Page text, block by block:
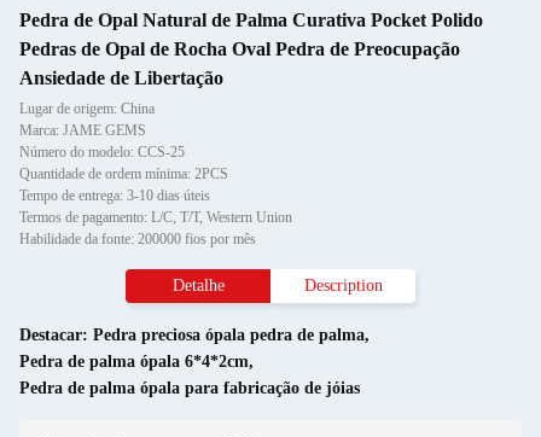
Pedra de Opal Natural de Palma Curativa Pocket Polido
Pedras de Opal de Rocha Oval Pedra de Preocupação
Ansiedade de Libertação
Lugar de origem: China
Marca: JAME GEMS
Número do modelo: CCS-25
Quantidade de ordem mínima: 2PCS
Tempo de entrega: 3-10 dias úteis
Termos de pagamento: L/C, T/T, Western Union
Habilidade da fonte: 200000 fios por mês
Detalhe Description
Destacar: Pedra preciosa ópala pedra de palma,
Pedra de palma ópala 6*4*2cm,
Pedra de palma ópala para fabricação de jóias